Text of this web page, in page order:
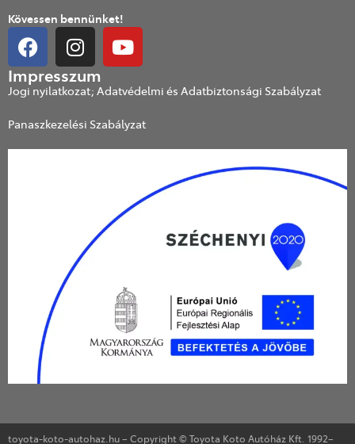
Kövessen bennünket!
Impresszum
Jogi nyilatkozat; Adatvédelmi és Adatbiztonsági Szabályzat
Panaszkezelési Szabályzat
toyota-koto-autohaz.hu – Copyright © Toyota Koto Autóház Kft. 1992–